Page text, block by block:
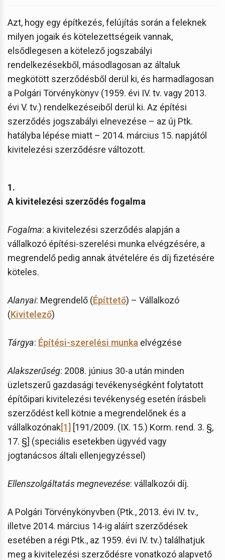
Azt, hogy egy építkezés, felújítás során a feleknek
milyen jogaik és kötelezettségeik vannak,
elsődlegesen a kötelező jogszabályi
rendelkezésekből, másodlagosan az általuk
megkötött szerződésből derül ki, és harmadlagosan
a Polgári Törvénykönyv (1959. évi IV. tv. vagy 2013.
évi V. tv.) rendelkezéseiből derül ki. Az építési
szerződés jogszabályi elnevezése – az új Ptk.
hatályba lépése miatt – 2014. március 15. napjától
kivitelezési szerződésre változott.
1.
A kivitelezési szerződés fogalma
Fogalma: a kivitelezési szerződés alapján a
vállalkozó építési-szerelési munka elvégzésére, a
megrendelő pedig annak átvételére és díj fizetésére
köteles.
Alanyai: Megrendelő (Építtető) – Vállalkozó
(Kivitelező)
Tárgya: Építési-szerelési munka elvégzése
Alakszerűség: 2008. június 30-a után minden
üzletszerű gazdasági tevékenységként folytatott
építőipari kivitelezési tevékenység esetén írásbeli
szerződést kell kötnie a megrendelőnek és a
vállalkozónak[1] [191/2009. (IX. 15.) Korm. rend. 3. §,
17. §] (speciális esetekben ügyvéd vagy
jogtanácsos általi ellenjegyzéssel)
Ellenszolgáltatás megnevezése: vállalkozói díj.
A Polgári Törvénykönyvben (Ptk., 2013. évi IV. tv.,
illetve 2014. március 14-ig aláírt szerződések
esetében a régi Ptk., az 1959. évi IV. tv.) találhatjuk
meg a kivitelezési szerződésre vonatkozó alapvető